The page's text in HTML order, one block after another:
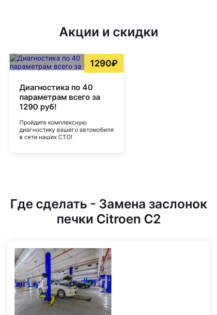
Акции и скидки
1290₽
Диагностика по 40
параметрам всего за
1290 руб!
Пройдите комплексную
диагностику вашего автомобиля
в сети наших СТО!
Где сделать - Замена заслонок
печки Citroen C2